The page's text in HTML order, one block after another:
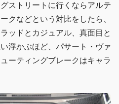
ストリートに行くならアルテ
クなどという対比をしたら、
ッドとカジュアル、真面目と
浮かぶほど、パサート・ヴァ
ーティングブレークはキャラ